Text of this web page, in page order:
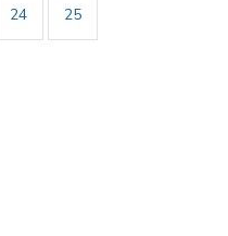
24 25